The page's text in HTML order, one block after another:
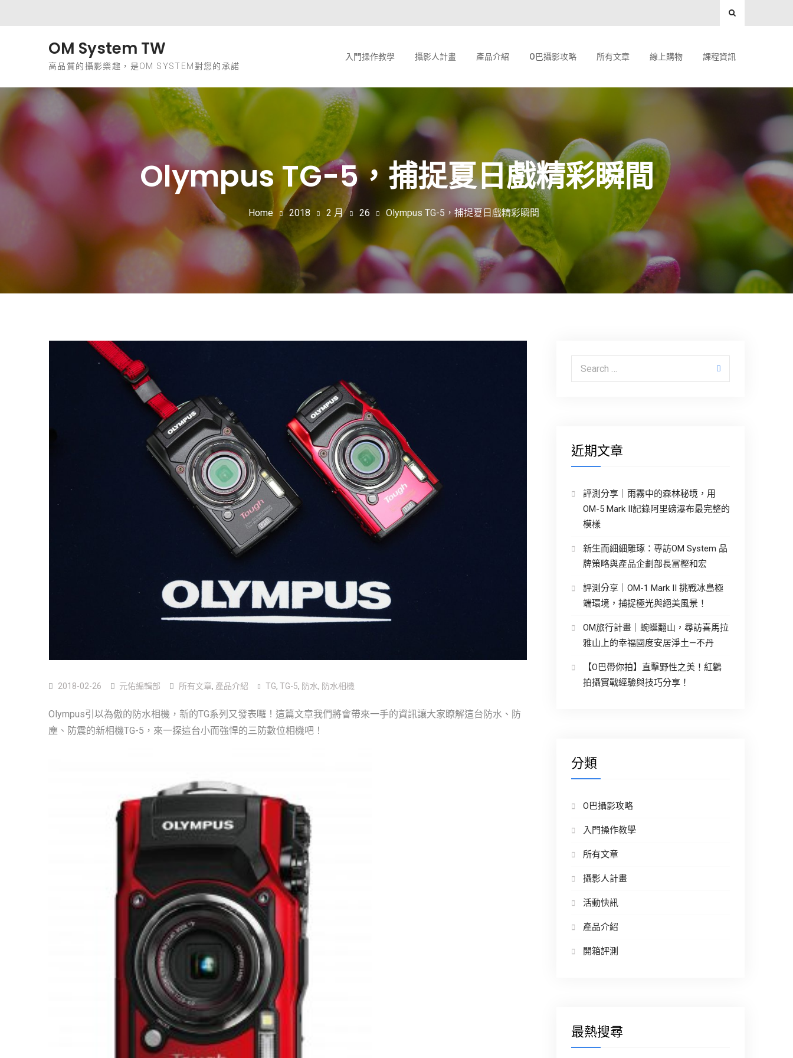
OM System TW
高品質的攝影樂趣，是OM SYSTEM對您的承諾
入門操作教學 攝影人計畫 產品介紹 O巴攝影攻略 所有文章 線上購物 課程資訊
Olympus TG-5，捕捉夏日戲精彩瞬間
Home 2018 2 月 26 Olympus TG-5，捕捉夏日戲精彩瞬間
2018-02-26 元佑編輯部 所有文章, 產品介紹 TG, TG-5, 防水, 防水相機
Olympus引以為傲的防水相機，新的TG系列又發表囉！這篇文章我們將會帶來一手的資訊讓大家瞭解這台防水、防
塵、防震的新相機TG-5，來一探這台小而強悍的三防數位相機吧！
Search for:
近期文章
評測分享｜雨霧中的森林秘境，用
OM-5 Mark II記錄阿里磅瀑布最完整的
模樣
新生而細細雕琢：專訪OM System 品
牌策略與產品企劃部長冨樫和宏
評測分享｜OM-1 Mark II 挑戰冰島極
端環境，捕捉極光與絕美風景！
OM旅行計畫｜蜿蜒翻山，尋訪喜馬拉
雅山上的幸福國度安居淨土—不丹
【O巴帶你拍】直擊野性之美！紅鸛
拍攝實戰經驗與技巧分享！
分類
O巴攝影攻略
入門操作教學
所有文章
攝影人計畫
活動快訊
產品介紹
開箱評測
最熱搜尋